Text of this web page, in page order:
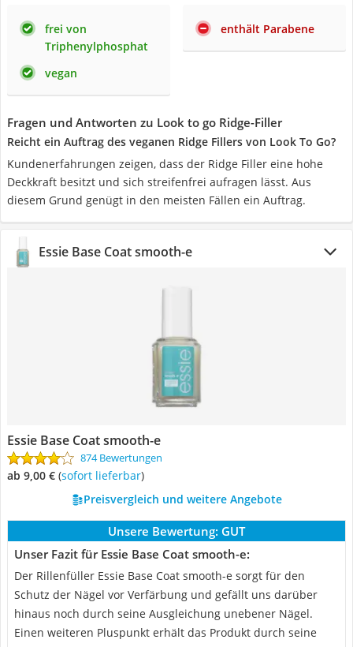
frei von
Triphenylphosphat
vegan
enthält Parabene
Fragen und Antworten zu Look to go Ridge-Filler
Reicht ein Auftrag des veganen Ridge Fillers von Look To Go?
Kundenerfahrungen zeigen, dass der Ridge Filler eine hohe
Deckkraft besitzt und sich streifenfrei aufragen lässt. Aus
diesem Grund genügt in den meisten Fällen ein Auftrag.
Essie Base Coat smooth-e
Essie Base Coat smooth-e
874 Bewertungen
ab 9,00 € ( Sofort lieferbar)
Preisvergleich und weitere Angebote
Unsere Bewertung: GUT
Unser Fazit für Essie Base Coat smooth-e:
Der Rillenfüller Essie Base Coat smooth-e sorgt für den
Schutz der Nägel vor Verfärbung und gefällt uns darüber
hinaus noch durch seine Ausgleichung unebener Nägel.
Einen weiteren Pluspunkt erhält das Produkt durch seine